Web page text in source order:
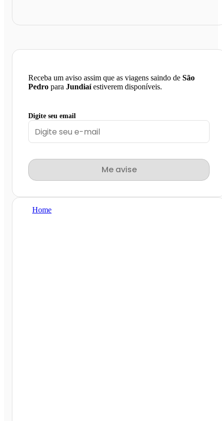
Receba um aviso assim que as viagens saindo de São
Pedro para Jundiaíestiverem disponíveis.
Digite seu email
Me avise
Home